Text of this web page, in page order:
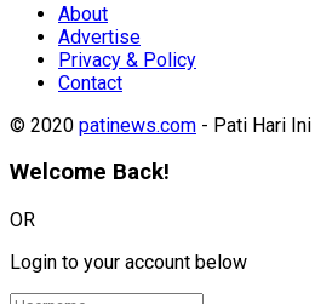
About
Advertise
Privacy & Policy
Contact
© 2020 patinews.com - Pati Hari Ini
Welcome Back!
OR
Login to your account below